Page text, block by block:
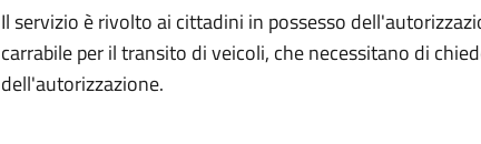
Il servizio è rivolto ai cittadini in possesso
carrabile per il transito di veicoli, che necessitano di
dell'autorizzazione.